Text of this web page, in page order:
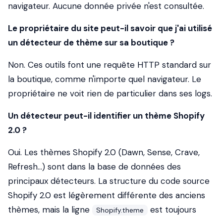
navigateur. Aucune donnée privée n'est consultée.
Le propriétaire du site peut-il savoir que j'ai utilisé
un détecteur de thème sur sa boutique ?
Non. Ces outils font une requête HTTP standard sur
la boutique, comme n'importe quel navigateur. Le
propriétaire ne voit rien de particulier dans ses logs.
Un détecteur peut-il identifier un thème Shopify
2.0 ?
Oui. Les thèmes Shopify 2.0 (Dawn, Sense, Crave,
Refresh...) sont dans la base de données des
principaux détecteurs. La structure du code source
Shopify 2.0 est légèrement différente des anciens
thèmes, mais la ligne
Shopify.theme
est toujours